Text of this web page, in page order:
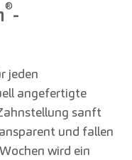
®-
jeden
angefertigte
sanft
und fallen
wird ein